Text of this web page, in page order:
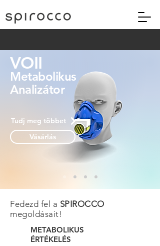
VOII
Metabolikus
Analizátor
Tudj meg többet
Vásárlás
METABOLIKUS
ÉRTÉKELÉS
Fedezd fel a SPIROCCO
megoldásait!